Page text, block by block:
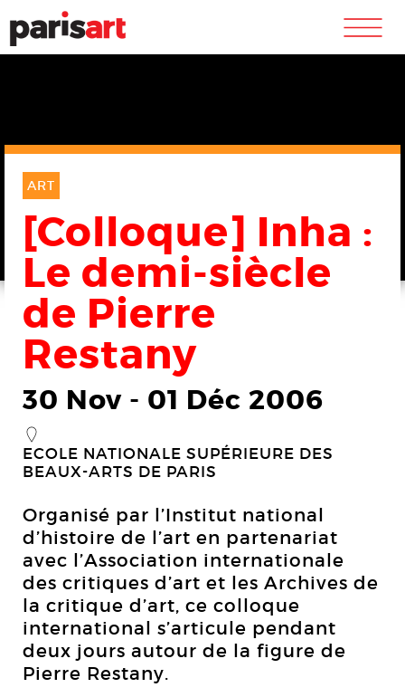
m
ART
[Colloque] Inha :
Le demi-siècle
de Pierre
Restany
30 Nov - 01 Déc 2006
_
ECOLE NATIONALE SUPÉRIEURE DES
BEAUX-ARTS DE PARIS
Organisé par l’Institut national
d’histoire de l’art en partenariat
avec l’Association internationale
des critiques d’art et les Archives de
la critique d’art, ce colloque
international s’articule pendant
deux jours autour de la figure de
Pierre Restany.